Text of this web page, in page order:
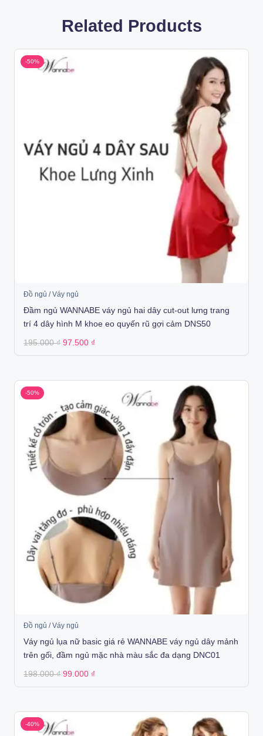
Related Products
-50%
Đồ ngủ / Váy ngủ
Đầm ngủ WANNABE váy ngủ hai dây cut-out lưng trang
trí 4 dây hình M khoe eo quyến rũ gợi cảm DNS50
195.000₫ Original
was:
97.500 ₫
is:
-50%
Đồ ngủ / Váy ngủ
Váy ngủ lụa nữ basic giá rẻ WANNABE váy ngủ dây mảnh
trên gối, đầm ngủ mặc nhà màu sắc đa dạng DNC01
198.000₫ Original
was:
99.000 ₫
is:
-40%